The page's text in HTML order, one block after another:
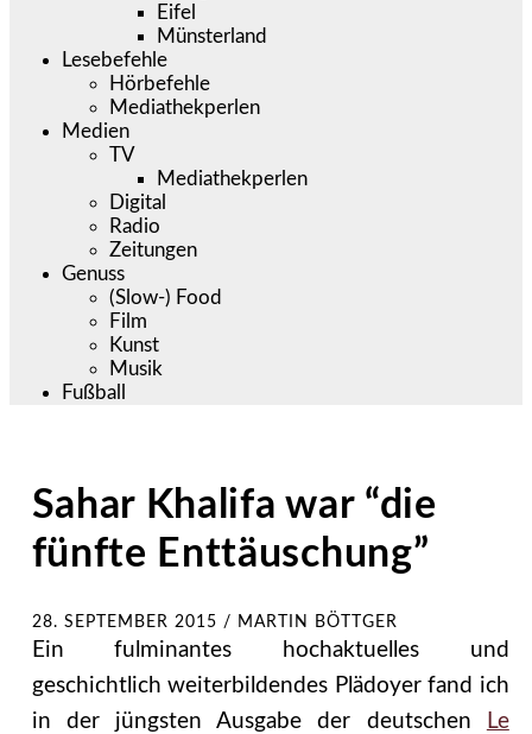
Eifel
Münsterland
Lesebefehle
Hörbefehle
Mediathekperlen
Medien
TV
Mediathekperlen
Digital
Radio
Zeitungen
Genuss
(Slow-) Food
Film
Kunst
Musik
Fußball
Sahar Khalifa war “die
fünfte Enttäuschung”
28. SEPTEMBER 2015 / MARTIN BÖTTGER
Ein fulminantes hochaktuelles und
geschichtlich weiterbildendes Plädoyer fand ich
in der jüngsten Ausgabe der deutschen
Le